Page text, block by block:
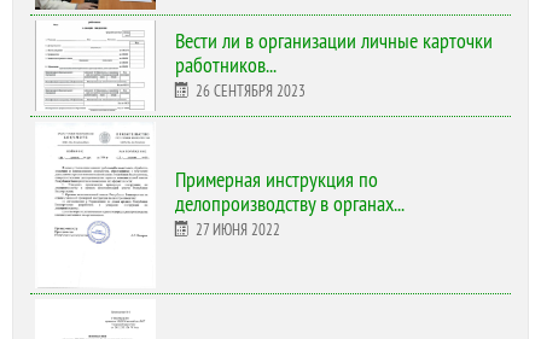
Вести ли в организации личные карточки
работников...
26 СЕНТЯБРЯ 2023
Примерная инструкция по
делопроизводству в органах...
27 ИЮНЯ 2022